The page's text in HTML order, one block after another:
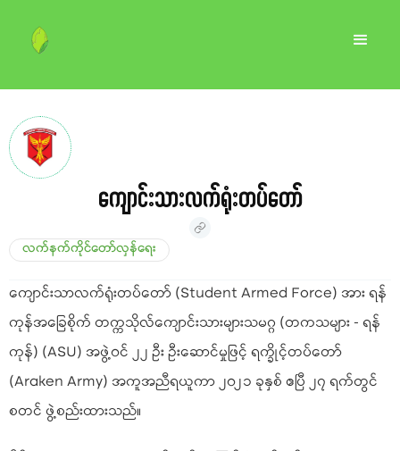
ကျောင်းသားလက်ရုံးတပ်တော်
လက်နက်ကိုင်တော်လှန်ရေး
ကျောင်းသာလက်ရုံးတပ်တော် (Student Armed Force) အား ရန်
ကုန်အခြေစိုက် တက္ကသိုလ်ကျောင်းသားများသမဂ္ဂ (တကသများ - ရန်
ကုန်) (ASU) အဖွဲ့ဝင် ၂၂ ဦး ဦးဆောင်မှုဖြင့် ရက္ခိုင့်တပ်တော်
(Araken Army) အကူအညီရယူကာ ၂၀၂၁ ခုနှစ် ဧပြီ ၂၇ ရက်တွင်
စတင် ဖွဲ့စည်းထားသည်။